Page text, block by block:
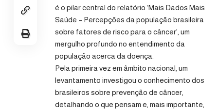
é o pilar central do relatório ‘Mais Dados Mais
Saúde – Percepções da população brasileira
sobre fatores de risco para o câncer’, um
mergulho profundo no entendimento da
população acerca da doença.
Pela primeira vez em âmbito nacional, um
levantamento investigou o conhecimento dos
brasileiros sobre prevenção de câncer,
detalhando o que pensam e, mais importante,